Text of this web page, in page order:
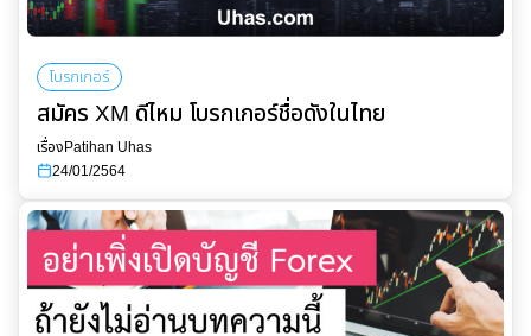
โบรกเกอร์
สมัคร XM ดีไหม โบรกเกอร์ชื่อดังในไทย
เรื่องPatihan Uhas
24/01/2564